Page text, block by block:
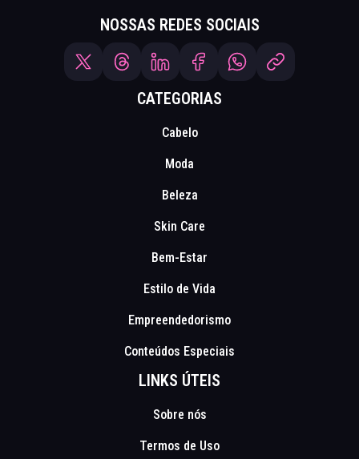
NOSSAS REDES SOCIAIS
CATEGORIAS
Cabelo
Moda
Beleza
Skin Care
Bem-Estar
Estilo de Vida
Empreendedorismo
Conteúdos Especiais
LINKS ÚTEIS
Sobre nós
Termos de Uso